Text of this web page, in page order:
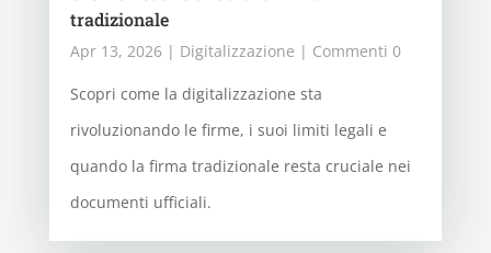
tradizionale
Apr 13, 2026| Digitalizzazione | Commenti 0
Scopri come la digitalizzazione sta
rivoluzionando le firme, i suoi limiti legali e
quando la firma tradizionale resta cruciale nei
documenti ufficiali.